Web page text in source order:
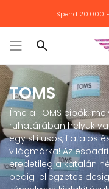
content
Spend 20.000
Search
TOMS
Íme a TOMS cipők,
ruhatárában helyük
egy stílusos, fiatalos
világmárka! Az
eredetileg a katalán
pedig jellegzetes